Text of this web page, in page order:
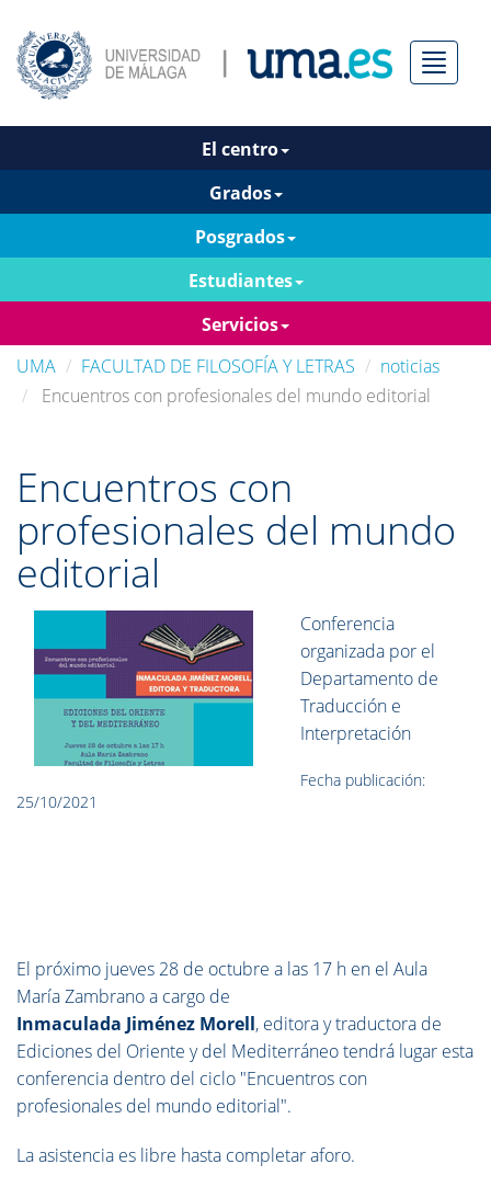
Menú
El centro
Grados
Posgrados
Estudiantes
Servicios
UMA
FACULTAD DE FILOSOFÍA Y LETRAS
noticias
Encuentros con profesionales del mundo editorial
Encuentros con
profesionales del mundo
editorial
Conferencia
organizada por el
Departamento de
Traducción e
Interpretación
Fecha publicación:
25/10/2021
El próximo jueves 28 de octubre a las 17 h en el Aula
María Zambrano a cargo de
Inmaculada Jiménez Morell, editora y traductora de
Ediciones del Oriente y del Mediterráneo tendrá lugar esta
conferencia dentro del ciclo "Encuentros con
profesionales del mundo editorial".
La asistencia es libre hasta completar aforo.